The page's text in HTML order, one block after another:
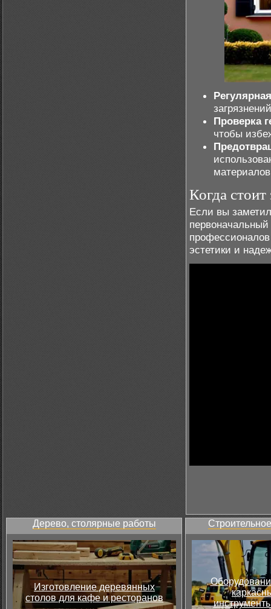
Проверка
чтобы
Когда стоит
Если вы
эстетики и
Дерево, столярные работы
Изготовление деревянных
столов для кафе и ресторанов